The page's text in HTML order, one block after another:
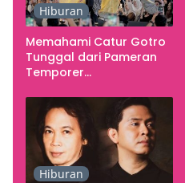
Hiburan
Memahami Catur Gotro
Tunggal dari Pameran
Temporer
Hiburan